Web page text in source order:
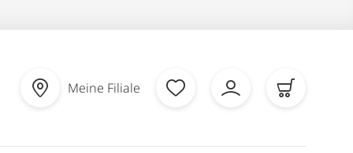
Meine Filiale